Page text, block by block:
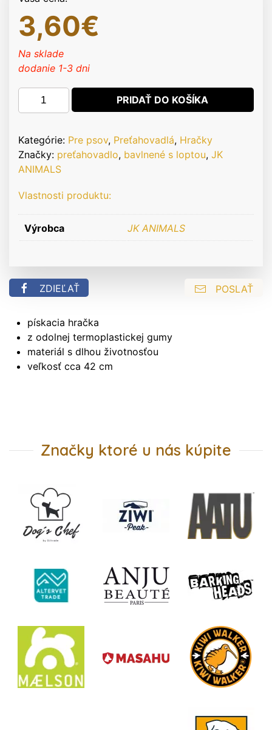
3,60€
Na sklade
dodanie 1-3 dni
množstvo
Bavlnené
s
TPR
zelenou
odolná
hračka
z
gumy
PRIDAŤ DO KOŠÍKA
Kategórie: Pre psov, Preťahovadlá, Hračky
Značky: preťahovadlo, bavlnené s loptou, JK
ANIMALS
Vlastnosti produktu:
Výrobca JK ANIMALS
ZDIEĽAŤ POSLAŤ
pískacia hračka
z odolnej termoplastickej gumy
materiál s dlhou životnosťou
veľkosť cca 42 cm
Značky ktoré u nás kúpite